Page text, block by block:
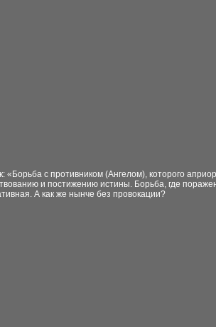
«Борьба с противником (Ангелом), которого
и постижению истины. Борьба, где
А как же нынче без провокации?